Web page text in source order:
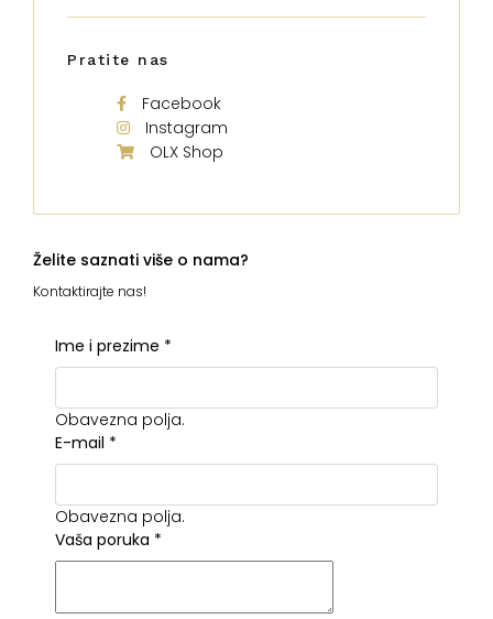
Pratite nas
Facebook
Instagram
OLX Shop
Želite saznati više o nama?
Kontaktirajte nas!
Ime i prezime *
Obavezna polja.
E-mail *
Obavezna polja.
Vaša poruka *